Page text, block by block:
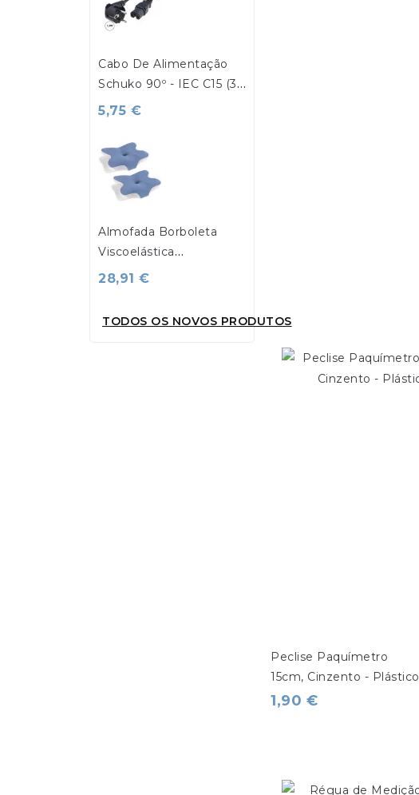
Cabo De Alimentação
Schuko 90º - IEC C15 (3
Pinos) Fêmea 1.8mt -
5,75 €
Almofada Borboleta
Viscoelástica
60x40x13cm - Goeik
28,91 €
TODOS OS NOVOS PRODUTOS
Peclise Paquímetro
15cm, Cinzento - Plástico
1,90 €